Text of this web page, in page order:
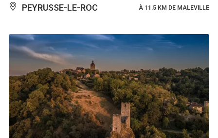
PEYRUSSE-LE-ROC À 11.5 KM DE MALEVILLE